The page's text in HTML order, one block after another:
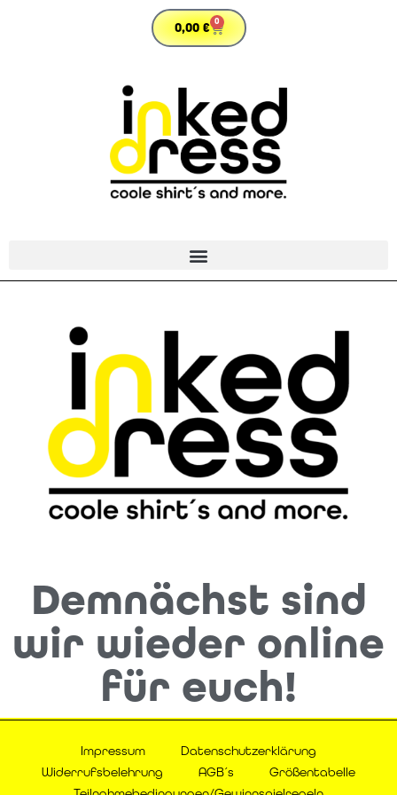
0,00€ 0
Demnächst sind
wir wieder online
für euch!
Impressum
Datenschutzerklärung
Widerrufsbelehrung
AGB´s
Größentabelle